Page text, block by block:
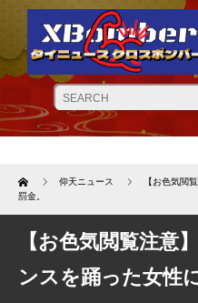
Home 仰天ニュース
【お色気閲
罰金。
【お色気閲覧注意
ンスを踊った女性